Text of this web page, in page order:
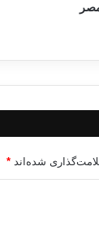
شده‌اند *